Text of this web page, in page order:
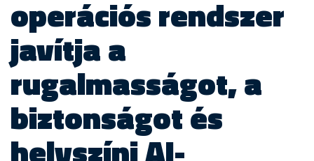
operációs rendszer
javítja a
rugalmasságot, a
biztonságot és
helyszíni AI-